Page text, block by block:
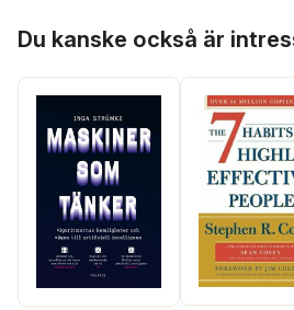
Du kanske också är